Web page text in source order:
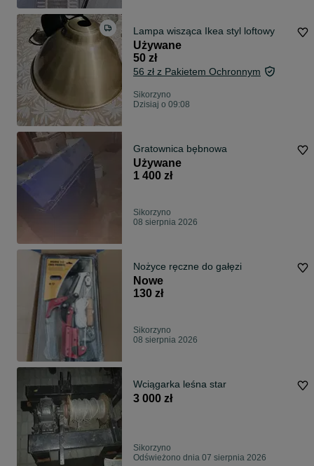
Lampa wisząca Ikea styl loftowy
Używane
50 zł
56 zł z Pakietem Ochronnym
Sikorzyno
Dzisiaj o 09:08
Gratownica bębnowa
Używane
1 400 zł
Sikorzyno
08 sierpnia 2026
Nożyce ręczne do gałęzi
Nowe
130 zł
Sikorzyno
08 sierpnia 2026
Wciągarka leśna star
3 000 zł
Sikorzyno
Odświeżono dnia 07 sierpnia 2026